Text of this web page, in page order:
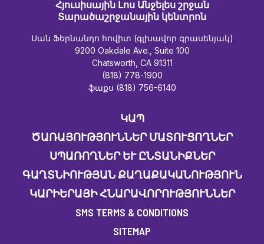
Հյուսիսային Լոս Անջելես շրջան
Տարածաշրջանային կենտրոն
Սան Ֆերնանդո հովիտ (գլխավոր գրասենյակ)
9200 Oakdale Ave., Suite 100
Chatsworth, CA 91311
(818) 778-1900
ֆաքս (818) 756-6140
ԿԱՊ
ԾԱՌԱՅՈՒԹՅՈՒՆՆԵՐ ՄԱՏՈՒՑՈՂՆԵՐ
ՍՊԱՌՈՂՆԵՐ ԵՒ ԸՆՏԱՆԻՔՆԵՐ
ԳԱՂՏՆԻՈՒԹՅԱՆ ՔԱՂԱՔԱԿԱՆՈՒԹՅՈՒՆ
ԿԱՐԻԵՐԱՅԻ ՀՆԱՐԱՎՈՐՈՒԹՅՈՒՆՆԵՐ
SMS TERMS & CONDITIONS
SITEMAP